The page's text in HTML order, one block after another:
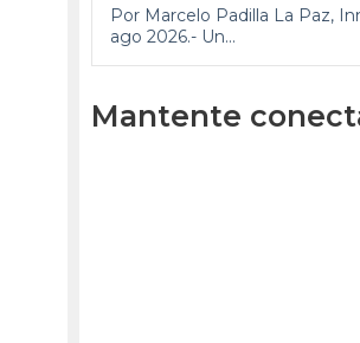
Por Marcelo Padilla La Paz,
ago 2026.- Un...
Mantente